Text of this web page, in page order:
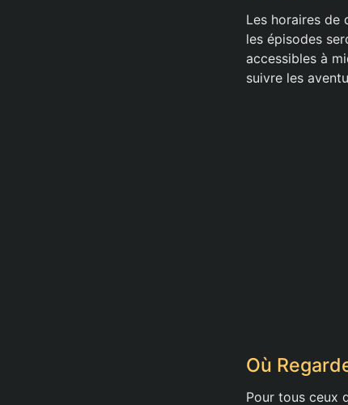
Les horaires de
les épisodes
accessibles à
suivre les
Où
Pour tous ceux